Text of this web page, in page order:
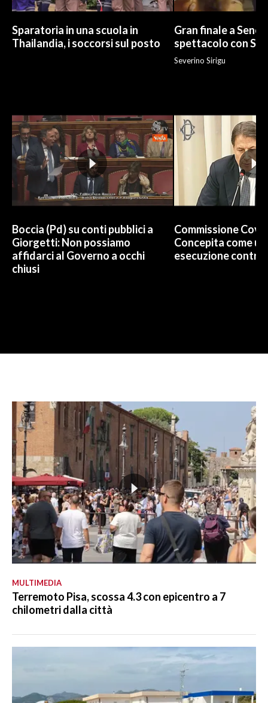
Sparatoria in una scuola in
Thailandia, i soccorsi sul posto
Gran finale a
spettacolo con
Severino Sirigu
Boccia (Pd) su conti pubblici a
Giorgetti: Non possiamo
affidarci al Governo a occhi
chiusi
Commissione
Concepita come
esecuzione contro
MULTIMEDIA
Terremoto Pisa, scossa 4.3 con epicentro a 7
chilometri dalla città